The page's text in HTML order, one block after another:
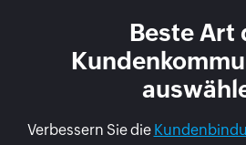
Beste Art
Verbessern Sie die